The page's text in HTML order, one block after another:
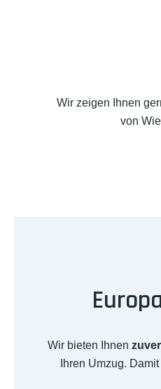
Wir zeigen Ihnen
von
Wir bieten Ihnen
Ihren Umzug.